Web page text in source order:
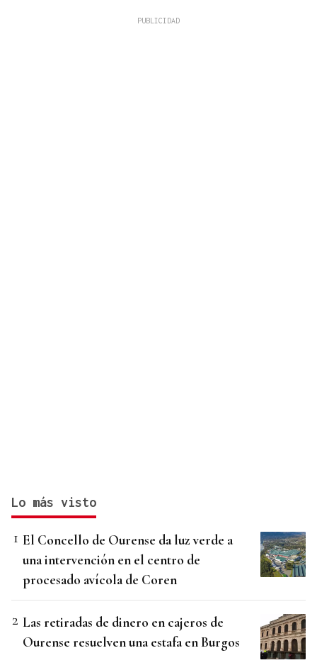
Lo más visto
El Concello de Ourense da luz verde a
una intervención en el centro de
procesado avícola de Coren
Las retiradas de dinero en cajeros de
Ourense resuelven una estafa en Burgos